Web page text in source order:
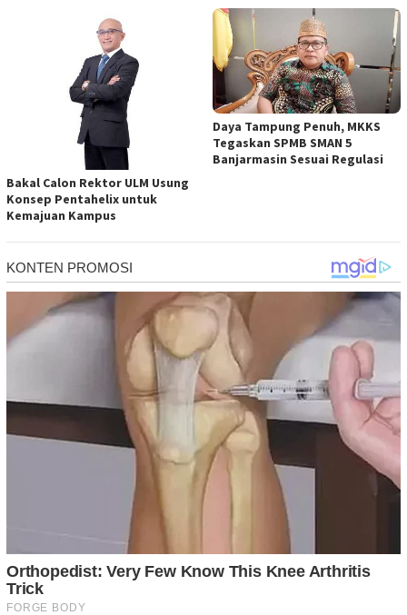
Bakal Calon Rektor ULM Usung
Konsep Pentahelix untuk
Kemajuan Kampus
Daya Tampung Penuh, MKKS
Tegaskan SPMB SMAN 5
Banjarmasin Sesuai Regulasi